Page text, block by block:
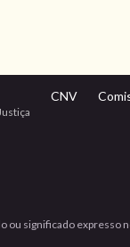
CNV
ou significado expresso